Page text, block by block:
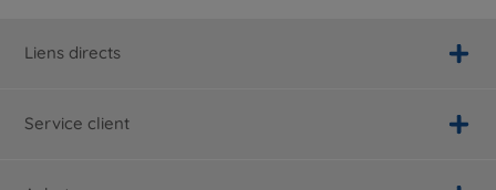
Liens directs
Service client